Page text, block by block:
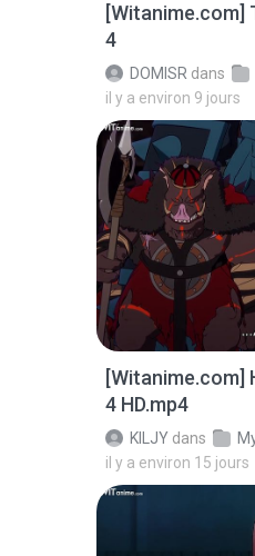
[Witanime.com]
4
DOMISR dans
il y a environ 9 jours
[Witanime.com]
4 HD.mp4
KILJY dans
il y a environ 15 jours